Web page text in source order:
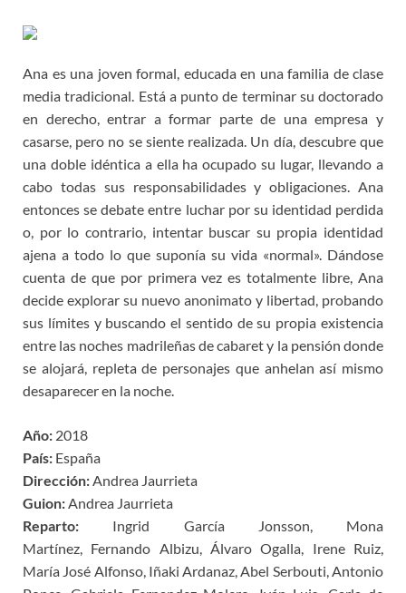
Ana es una joven formal, educada en una familia de clase
media tradicional. Está a punto de terminar su doctorado
en derecho, entrar a formar parte de una empresa y
casarse, pero no se siente realizada. Un día, descubre que
una doble idéntica a ella ha ocupado su lugar, llevando a
cabo todas sus responsabilidades y obligaciones. Ana
entonces se debate entre luchar por su identidad perdida
o, por lo contrario, intentar buscar su propia identidad
ajena a todo lo que suponía su vida «normal». Dándose
cuenta de que por primera vez es totalmente libre, Ana
decide explorar su nuevo anonimato y libertad, probando
sus límites y buscando el sentido de su propia existencia
entre las noches madrileñas de cabaret y la pensión donde
se alojará, repleta de personajes que anhelan así mismo
desaparecer en la noche.
Año: 2018
País: España
Dirección: Andrea Jaurrieta
Guion: Andrea Jaurrieta
Reparto: Ingrid García Jonsson, Mona
Martínez, Fernando Albizu, Álvaro Ogalla, Irene Ruiz,
María José Alfonso, Iñaki Ardanaz, Abel Serbouti, Antonio